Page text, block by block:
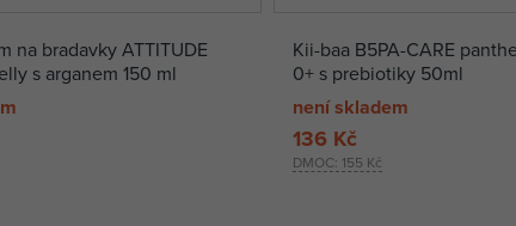
na bradavky ATTITUDE
s arganem 150 ml
Kii-baa B5PA-CARE
0+ s prebiotiky 50ml
není skladem
DMOC: 155 Kč
136 Kč